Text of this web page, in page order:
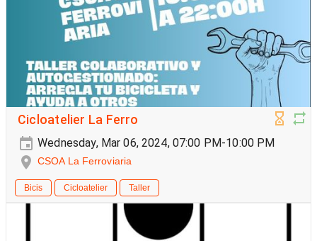
Cicloatelier La Ferro
Wednesday, Mar 06, 2024, 07:00 PM-10:00 PM
CSOA La Ferroviaria
Bicis Cicloatelier Taller